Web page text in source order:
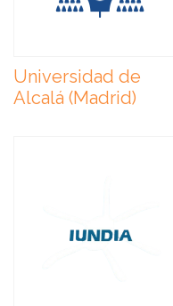
Universidad de
Alcalá (Madrid)